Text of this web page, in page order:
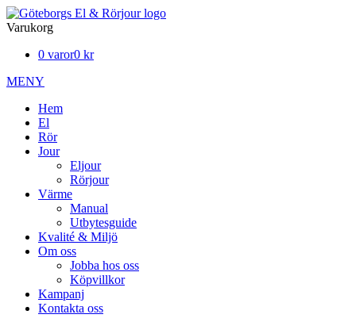
Varukorg
0 varor0 kr
MENY
Hem
El
Rör
Jour
Eljour
Rörjour
Värme
Manual
Utbytesguide
Kvalité & Miljö
Om oss
Jobba hos oss
Köpvillkor
Kampanj
Kontakta oss